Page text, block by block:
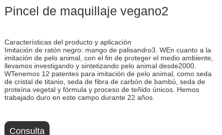
Pincel de maquillaje vegano2
Características del producto y aplicación
Imitación de ratón negro: mango de palisandro3. WEn cuanto a la
imitación de pelo animal, con el fin de proteger el medio ambiente,
llevamos investigando y sintetizando pelo animal desde2000.
WTenemos 12 patentes para imitación de pelo animal, como seda
de cristal de titanio, seda de fibra de carbón de bambú, seda de
proteína vegetal y fórmula y proceso de teñido únicos. Hemos
trabajado duro en este campo durante 22 años.
Consulta